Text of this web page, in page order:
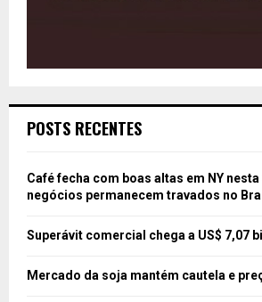
POSTS RECENTES
Café fecha com boas altas em NY nesta
negócios permanecem travados no
Superávit comercial chega a US$ 7,07
Mercado da soja mantém cautela e